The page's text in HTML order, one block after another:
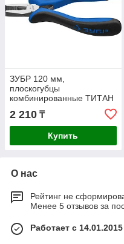
ЗУБР 120 мм,
плоскогубцы
комбинированные ТИТАН
Мини 22170-1_z01
Профессионал
2 210 ₸
Купить
О нас
Рейтинг не
Менее 5 отзывов за
Работает с 14.01.2015